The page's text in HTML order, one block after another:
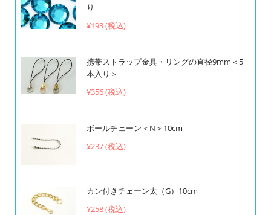
り
¥193 (税込)
携帯ストラップ金具・リングの直径9mm＜5
本入り＞
¥356 (税込)
ボールチェーン＜N＞10cm
¥237 (税込)
カン付きチェーン太（G）10cm
¥258 (税込)